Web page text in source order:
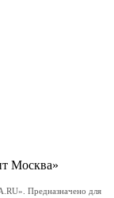
Москва»
Предназначено для